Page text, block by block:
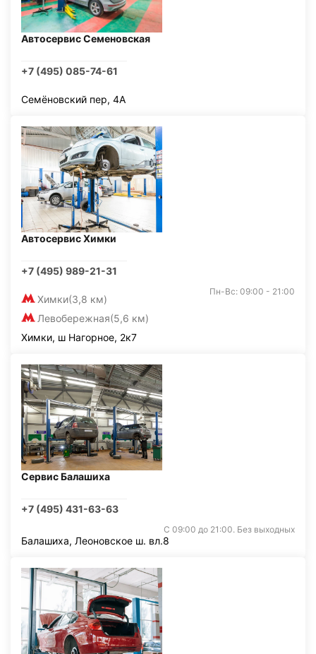
Автосервис Семеновская
+7 (495) 085-74-61
Семёновский пер, 4А
Автосервис Химки
+7 (495) 989-21-31
Химки(3,8 км)
Левобережная(5,6 км)
Пн-Вс: 09:00 - 21:00
Химки, ш Нагорное, 2к7
Сервис Балашиха
+7 (495) 431-63-63
С 09:00 до 21:00. Без выходных
Балашиха, Леоновское ш. вл.8